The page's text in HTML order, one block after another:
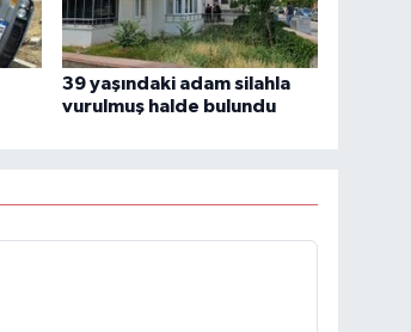
39 yaşındaki adam silahla
vurulmuş halde bulundu